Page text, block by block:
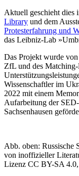
Aktuell geschieht dies
Library und dem
Protesterfahrung und
das Leibniz-Lab
Das Projekt wurde
ZfL und des
Wissenschaftler im
2022 mit einem
Aufarbeitung der
Sachsenhausen
Abb. oben: Russische
von inoffizieller
Lizenz CC BY-SA